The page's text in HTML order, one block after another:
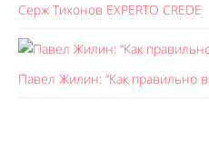
Серж Тихонов EXPERTO CREDE
Павел Жилин: “Как правильно